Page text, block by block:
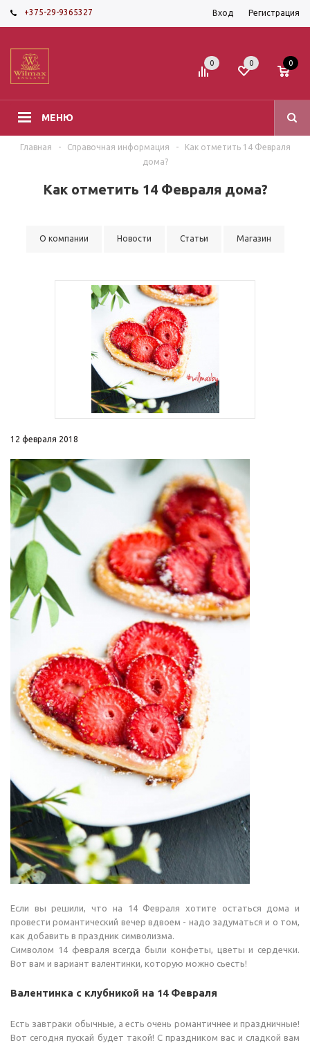
+375-29-9365327 Вход Регистрация
МЕНЮ
0 0 0
Главная - Справочная информация -
Как отметить 14 Февраля
дома?
Как отметить 14 Февраля дома?
О компании Новости Статьи Магазин
12 февраля 2018
Если вы решили, что на 14 Февраля хотите остаться дома и
провести романтический вечер вдвоем - надо задуматься и о том,
как добавить в праздник символизма.
Символом 14 февраля всегда были конфеты, цветы и сердечки.
Вот вам и вариант валентинки, которую можно сьесть!
Валентинка с клубникой на 14 Февраля
Есть завтраки обычные, а есть очень романтичнее и праздничные!
Вот сегодня пускай будет такой! С праздником вас и сладкой вам